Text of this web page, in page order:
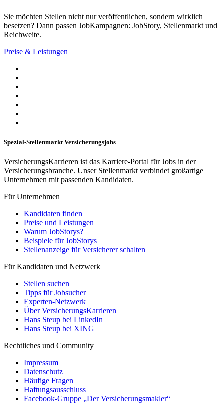
Sie möchten Stellen nicht nur veröffentlichen, sondern wirklich
besetzen? Dann passen JobKampagnen: JobStory, Stellenmarkt und
Reichweite.
Preise & Leistungen
Spezial-Stellenmarkt Versicherungsjobs
VersicherungsKarrieren ist das Karriere-Portal für Jobs in der
Versicherungsbranche. Unser Stellenmarkt verbindet großartige
Unternehmen mit passenden Kandidaten.
Für Unternehmen
Kandidaten finden
Preise und Leistungen
Warum JobStorys?
Beispiele für JobStorys
Stellenanzeige für Versicherer schalten
Für Kandidaten und Netzwerk
Stellen suchen
Tipps für Jobsucher
Experten-Netzwerk
Über VersicherungsKarrieren
Hans Steup bei LinkedIn
Hans Steup bei XING
Rechtliches und Community
Impressum
Datenschutz
Häufige Fragen
Haftungsausschluss
Facebook-Gruppe „Der Versicherungsmakler“